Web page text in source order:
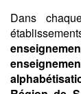
Dans